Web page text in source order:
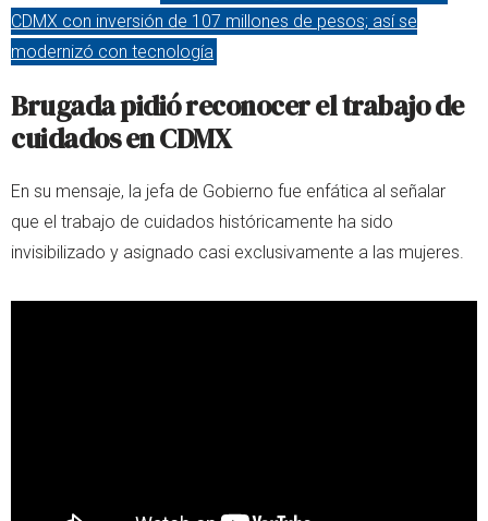
CDMX con inversión de 107 millones de pesos; así se
modernizó con tecnología
Brugada pidió reconocer el trabajo de
cuidados en CDMX
En su mensaje, la jefa de Gobierno fue enfática al señalar
que el trabajo de cuidados históricamente ha sido
invisibilizado y asignado casi exclusivamente a las mujeres.